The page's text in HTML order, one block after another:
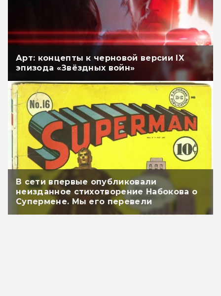
Арт: концепты к черновой версии IX
эпизода «Звёздных войн»
В сети впервые опубликовали
неизданное стихотворение Набокова о
Супермене. Мы его перевели